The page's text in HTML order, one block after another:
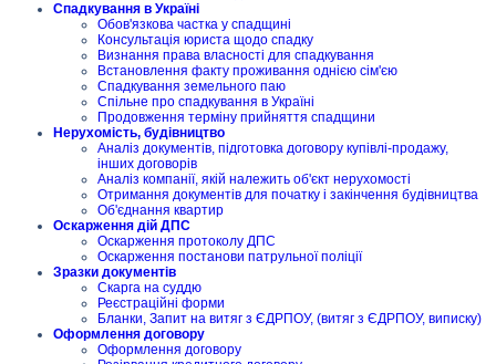
Спадкування в Україні
Обов'язкова частка у спадщині
Консультація юриста щодо спадку
Визнання права власності для спадкування
Встановлення факту проживання однією сім'єю
Спадкування земельного паю
Спільне про спадкування в Україні
Продовження терміну прийняття спадщини
Нерухомість, будівництво
Аналіз документів, підготовка договору купівлі-продажу,
інших договорів
Аналіз компанії, якій належить об'єкт нерухомості
Отримання документів для початку і закінчення будівництва
Об'єднання квартир
Оскарження дій ДПС
Оскарження протоколу ДПС
Оскарження постанови патрульної поліції
Зразки документів
Скарга на суддю
Реєстраційні форми
Бланки, Запит на витяг з ЄДРПОУ, (витяг з ЄДРПОУ, виписку)
Оформлення договору
Оформлення договору